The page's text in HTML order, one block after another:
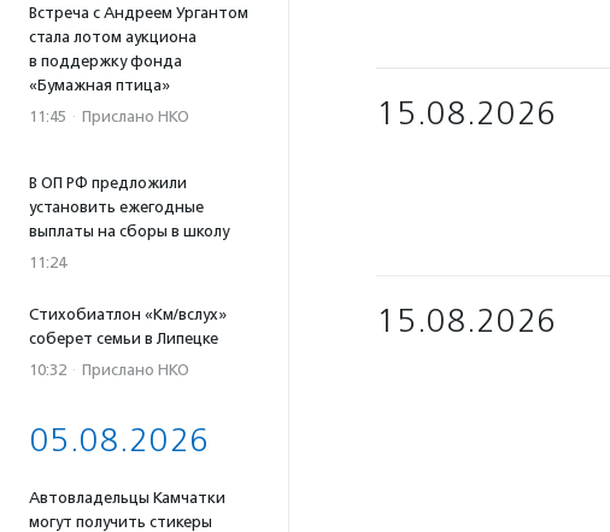
Встреча с Андреем Ургантом
стала лотом аукциона
в поддержку фонда
«Бумажная птица»
11:45 · Прислано НКО
В ОП РФ предложили
установить ежегодные
выплаты на сборы в школу
11:24
Стихобиатлон «Км/вслух»
соберет семьи в Липецке
10:32 · Прислано НКО
05.08.2026
Автовладельцы Камчатки
могут получить стикеры
15.08.2026
15.08.2026